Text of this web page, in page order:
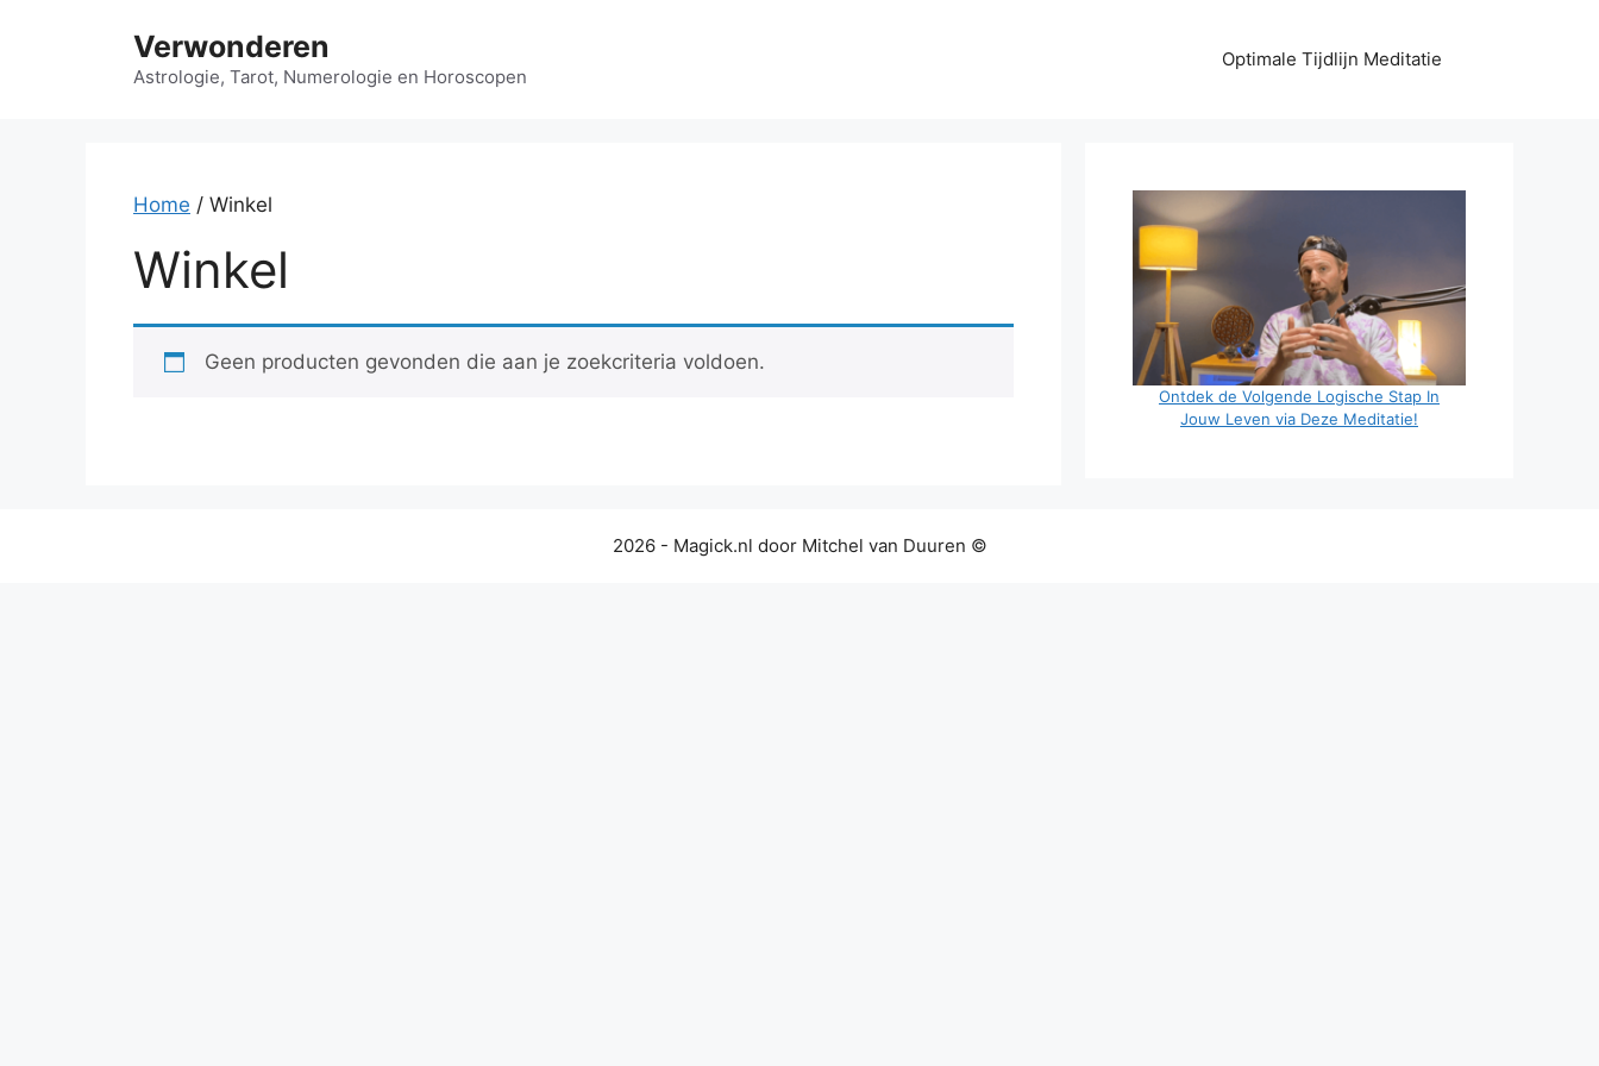
Verwonderen
Astrologie, Tarot, Numerologie en Horoscopen
Optimale Tijdlijn Meditatie
Home / Winkel
Winkel
Geen producten gevonden die aan je zoekcriteria voldoen.
Ontdek de Volgende Logische Stap In
Jouw Leven via Deze Meditatie!
2026 - Magick.nl door Mitchel van Duuren ©